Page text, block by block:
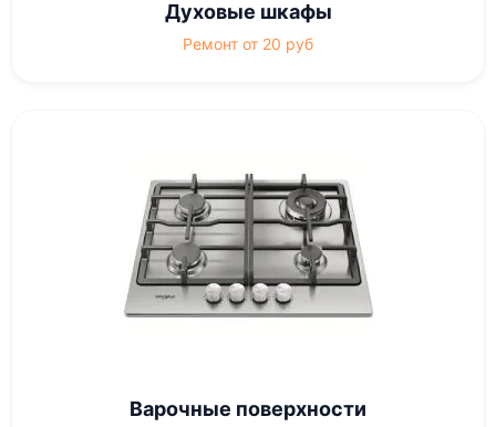
Духовые шкафы
Ремонт от 20 руб
Варочные поверхности